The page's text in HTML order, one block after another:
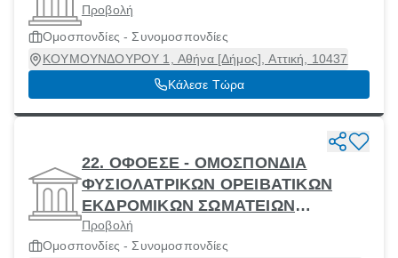
Προβολή
Ομοσπονδίες - Συνομοσπονδίες
ΚΟΥΜΟΥΝΔΟΥΡΟΥ 1, Αθήνα [Δήμος], Αττική, 10437
Κάλεσε Τώρα
22. ΟΦΟΕΣΕ - ΟΜΟΣΠΟΝΔΙΑ
ΦΥΣΙΟΛΑΤΡΙΚΩΝ ΟΡΕΙΒΑΤΙΚΩΝ
ΕΚΔΡΟΜΙΚΩΝ ΣΩΜΑΤΕΙΩΝ
ΕΛΛΑΔΟΣ
Προβολή
Ομοσπονδίες - Συνομοσπονδίες